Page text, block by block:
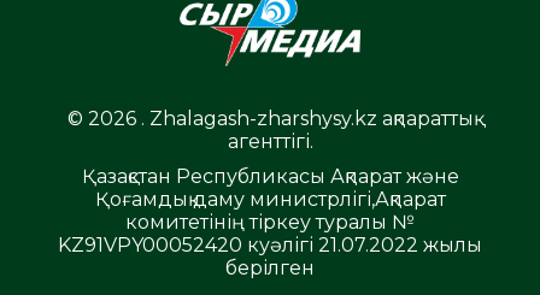
© 2026 . Zhalagash-zharshysy.kz ақпараттық
агенттігі.
Қазақстан Республикасы Ақпарат және
Қоғамдық даму министрлігі,Ақпарат
комитетінің тіркеу туралы №
KZ91VPY00052420 куәлігі 21.07.2022 жылы
берілген